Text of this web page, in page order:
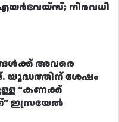
എയർവേയ്‌സ്; നിരവധി
അവരെ
ശേഷം
“കണക്ക്
ഇസ്രയേൽ